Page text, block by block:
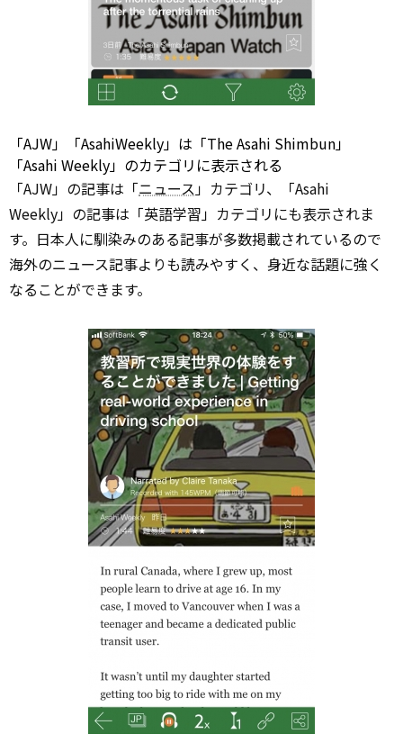
「AJW」「AsahiWeekly」は「The Asahi Shimbun」
「Asahi Weekly」のカテゴリに表示される
「AJW」の記事は「ニュース」カテゴリ、「Asahi
Weekly」の記事は「英語学習」カテゴリにも表示されま
す。日本人に馴染みのある記事が多数掲載されているので
海外のニュース記事よりも読みやすく、身近な話題に強く
なることができます。